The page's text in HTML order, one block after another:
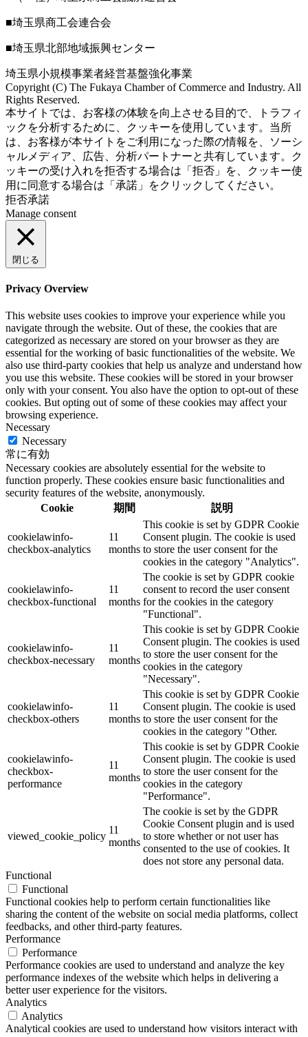
■埼玉県商工会連合会
■埼玉県北部地域振興センター
埼玉県小規模事業者経営基盤強化事業
Copyright (C) The Fukaya Chamber of Commerce and Industry. All
Rights Reserved.
Aileron Theme byThemeCot ⋅Powered byWordPress
本サイトでは、お客様の体験を向上させる目的で、トラフィ
ックを分析するために、クッキーを使用しています。当所
は、お客様が本サイトをご利用になった際の情報を、ソーシ
ャルメディア、広告、分析パートナーと共有しています。ク
ッキーの受け入れを拒否する場合は「拒否」を、クッキー使
用に同意する場合は「承諾」をクリックしてください。
拒否承諾
Manage consent
閉じる
Privacy Overview
This website uses cookies to improve your experience while you
navigate through the website. Out of these, the cookies that are
categorized as necessary are stored on your browser as they are
essential for the working of basic functionalities of the website. We
also use third-party cookies that help us analyze and understand how
you use this website. These cookies will be stored in your browser
only with your consent. You also have the option to opt-out of these
cookies. But opting out of some of these cookies may affect your
browsing experience.
Necessary
Necessary
常に有効
Necessary cookies are absolutely essential for the website to
function properly. These cookies ensure basic functionalities and
security features of the website, anonymously.
Cookie
期間 説明
cookielawinfo-
checkbox-analytics
11
months
This cookie is set by GDPR Cookie
Consent plugin. The cookie is used
to store the user consent for the
cookies in the category "Analytics".
cookielawinfo-
checkbox-functional
11
months
The cookie is set by GDPR cookie
consent to record the user consent
for the cookies in the category
"Functional".
cookielawinfo-
checkbox-necessary
11
months
This cookie is set by GDPR Cookie
Consent plugin. The cookies is used
to store the user consent for the
cookies in the category
"Necessary".
cookielawinfo-
checkbox-others
11
months
This cookie is set by GDPR Cookie
Consent plugin. The cookie is used
to store the user consent for the
cookies in the category "Other.
cookielawinfo-
checkbox-
performance
11
months
This cookie is set by GDPR Cookie
Consent plugin. The cookie is used
to store the user consent for the
cookies in the category
"Performance".
viewed_cookie_policy
11
months
The cookie is set by the GDPR
Cookie Consent plugin and is used
to store whether or not user has
consented to the use of cookies. It
does not store any personal data.
Functional
Functional
Functional cookies help to perform certain functionalities like
sharing the content of the website on social media platforms, collect
feedbacks, and other third-party features.
Performance
Performance
Performance cookies are used to understand and analyze the key
performance indexes of the website which helps in delivering a
better user experience for the visitors.
Analytics
Analytics
Analytical cookies are used to understand how visitors interact with